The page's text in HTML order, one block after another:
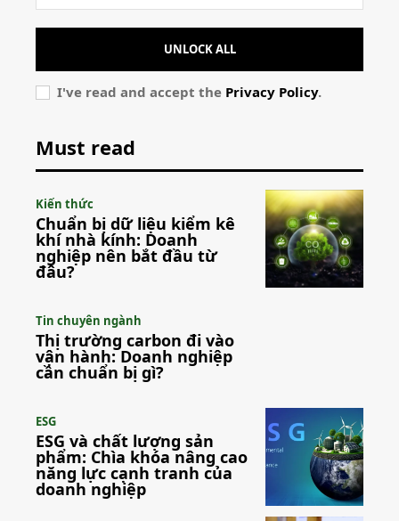
UNLOCK ALL
I've read and accept the Privacy Policy.
Must read
Kiến thức
Chuẩn bị dữ liệu kiểm kê
khí nhà kính: Doanh
nghiệp nên bắt đầu từ
đâu?
Tin chuyên ngành
Thị trường carbon đi vào
vận hành: Doanh nghiệp
cần chuẩn bị gì?
ESG
ESG và chất lượng sản
phẩm: Chìa khóa nâng cao
năng lực cạnh tranh của
doanh nghiệp